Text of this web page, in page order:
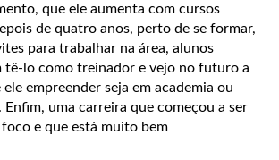
que ele aumenta com cursos
de quatro anos, perto de se formar,
para trabalhar na área, alunos
tê-lo como treinador e vejo no futuro a
empreender seja em academia ou
uma carreira que começou a ser
e que está muito bem